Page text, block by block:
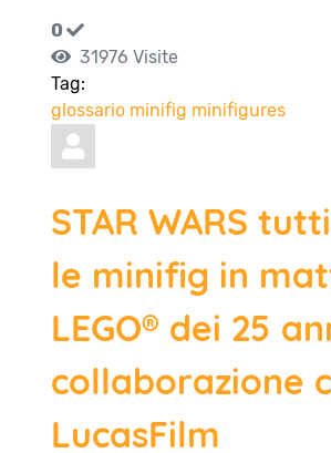
0
31976 Visite
Tag:
glossario minifig minifigures
STAR WARS
le minifig in
LEGO® dei 25
collaborazione
LucasFilm